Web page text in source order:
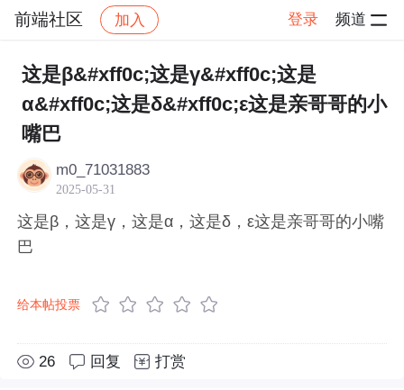
前端社区 加入 登录 频道
社区 前端社区 感慨 帖子详情
这是β&#xff0c;这是γ&#xff0c;这是
α&#xff0c;这是δ&#xff0c;ε这是亲哥哥的小
嘴巴
m0_71031883
2025-05-31
这是β，这是γ，这是α，这是δ，ε这是亲哥哥的小嘴
巴
给本帖投票
26 回复 打赏